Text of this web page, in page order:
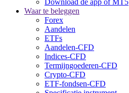
Waar te beleggen
Forex
Aandelen
ETFs
Aandelen-CFD
Indices-CFD
Termijngoederen-CFD
Crypto-CFD
ETF-fondsen-CFD